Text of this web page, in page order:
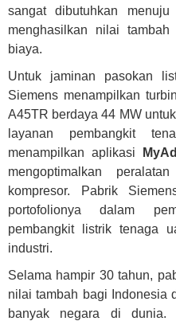
sangat dibutuhkan
menghasilkan nilai
biaya.
Untuk jaminan pasokan
Siemens menampilkan
A45TR berdaya 44 MW untuk
layanan pembangkit
menampilkan aplikasi
mengoptimalkan
kompresor. Pabrik
portofolionya dalam
pembangkit listrik tenaga
industri.
Selama hampir 30 tahun,
nilai tambah bagi Indonesia
banyak negara di dunia.